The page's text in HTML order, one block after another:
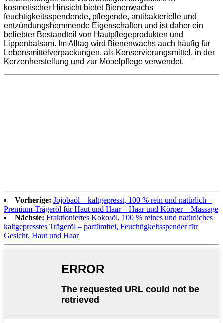
kosmetischer Hinsicht bietet Bienenwachs
feuchtigkeitsspendende, pflegende, antibakterielle und
entzündungshemmende Eigenschaften und ist daher ein
beliebter Bestandteil von Hautpflegeprodukten und
Lippenbalsam. Im Alltag wird Bienenwachs auch häufig für
Lebensmittelverpackungen, als Konservierungsmittel, in der
Kerzenherstellung und zur Möbelpflege verwendet.
Vorherige: Jojobaöl – kaltgepresst, 100 % rein und natürlich –
Premium-Trägeröl für Haut und Haar – Haar und Körper – Massage
Nächste: Fraktioniertes Kokosöl, 100 % reines und natürliches
kaltgepresstes Trägeröl – parfümfrei, Feuchtigkeitsspender für
Gesicht, Haut und Haar